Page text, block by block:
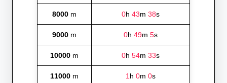
8000 m 0h 43m 38s
9000 m 0h 49m 5s
10000 m 0h 54m 33s
11000 m 1h 0m 0s